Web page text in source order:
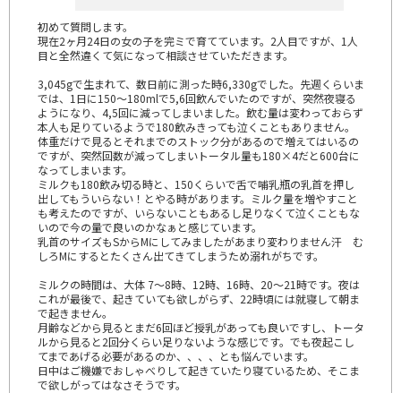
初めて質問します。
現在2ヶ月24日の女の子を完ミで育てています。2人目ですが、1人
目と全然違くて気になって相談させていただきます。
3,045gで生まれて、数日前に測った時6,330gでした。先週くらいま
では、1日に150〜180mlで5,6回飲んでいたのですが、突然夜寝る
ようになり、4,5回に減ってしまいました。飲む量は変わっておらず
本人も足りているようで180飲みきっても泣くこともありません。
体重だけで見るとそれまでのストック分があるので増えてはいるの
ですが、突然回数が減ってしまいトータル量も180×4だと600台に
なってしまいます。
ミルクも180飲み切る時と、150くらいで舌で哺乳瓶の乳首を押し
出してもういらない！とやる時があります。ミルク量を増やすこと
も考えたのですが、いらないこともあるし足りなくて泣くこともな
いので今の量で良いのかなぁと感じています。
乳首のサイズもSからMにしてみましたがあまり変わりません汗 む
しろMにするとたくさん出てきてしまうため溺れがちです。
ミルクの時間は、大体 7〜8時、12時、16時、20〜21時です。夜は
これが最後で、起きていても欲しがらず、22時頃には就寝して朝ま
で起きません。
月齢などから見るとまだ6回ほど授乳があっても良いですし、トータ
ルから見ると2回分くらい足りないような感じです。でも夜起こし
てまであげる必要があるのか、、、、とも悩んでいます。
日中はご機嫌でおしゃべりして起きていたり寝ているため、そこま
で欲しがってはなさそうです。